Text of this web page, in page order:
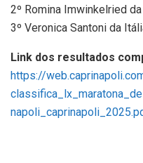
2º Romina Imwinkelried
3º Veronica Santoni da
Link dos resultados
https://